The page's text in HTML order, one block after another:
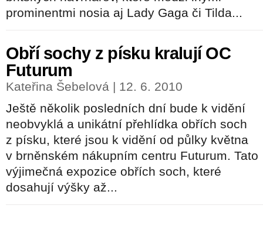
prominentmi nosia aj Lady Gaga či Tilda...
Obří sochy z písku kralují OC
Futurum
Kateřina Šebelová | 12. 6. 2010
Ještě několik posledních dní bude k vidění
neobvyklá a unikátní přehlídka obřích soch
z písku, které jsou k vidění od půlky května
v brněnském nákupním centru Futurum. Tato
výjimečná expozice obřích soch, které
dosahují výšky až...